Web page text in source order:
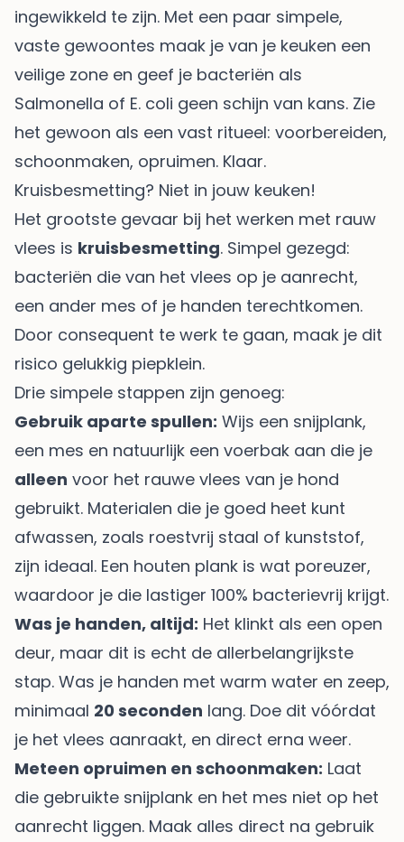
ingewikkeld te zijn. Met een paar simpele,
vaste gewoontes maak je van je keuken een
veilige zone en geef je bacteriën als
Salmonella of E. coli geen schijn van kans. Zie
het gewoon als een vast ritueel: voorbereiden,
schoonmaken, opruimen. Klaar.
Kruisbesmetting? Niet in jouw keuken!
Het grootste gevaar bij het werken met rauw
vlees is kruisbesmetting. Simpel gezegd:
bacteriën die van het vlees op je aanrecht,
een ander mes of je handen terechtkomen.
Door consequent te werk te gaan, maak je dit
risico gelukkig piepklein.
Drie simpele stappen zijn genoeg:
Gebruik aparte spullen: Wijs een snijplank,
een mes en natuurlijk een voerbak aan die je
alleen voor het rauwe vlees van je hond
gebruikt. Materialen die je goed heet kunt
afwassen, zoals roestvrij staal of kunststof,
zijn ideaal. Een houten plank is wat poreuzer,
waardoor je die lastiger 100% bacterievrij krijgt.
Was je handen, altijd: Het klinkt als een open
deur, maar dit is echt de allerbelangrijkste
stap. Was je handen met warm water en zeep,
minimaal 20 seconden lang. Doe dit vóórdat
je het vlees aanraakt, en direct erna weer.
Meteen opruimen en schoonmaken: Laat
die gebruikte snijplank en het mes niet op het
aanrecht liggen. Maak alles direct na gebruik